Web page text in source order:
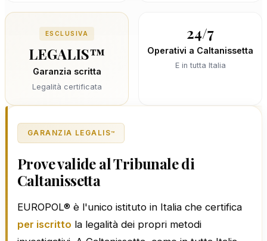
ESCLUSIVA
LEGALIS™
Garanzia scritta
Legalità certificata
24/7
Operativi a Caltanissetta
E in tutta Italia
GARANZIA LEGALIS™
Prove valide al Tribunale di
Caltanissetta
EUROPOL® è l'unico istituto in Italia che certifica
per iscritto la legalità dei propri metodi